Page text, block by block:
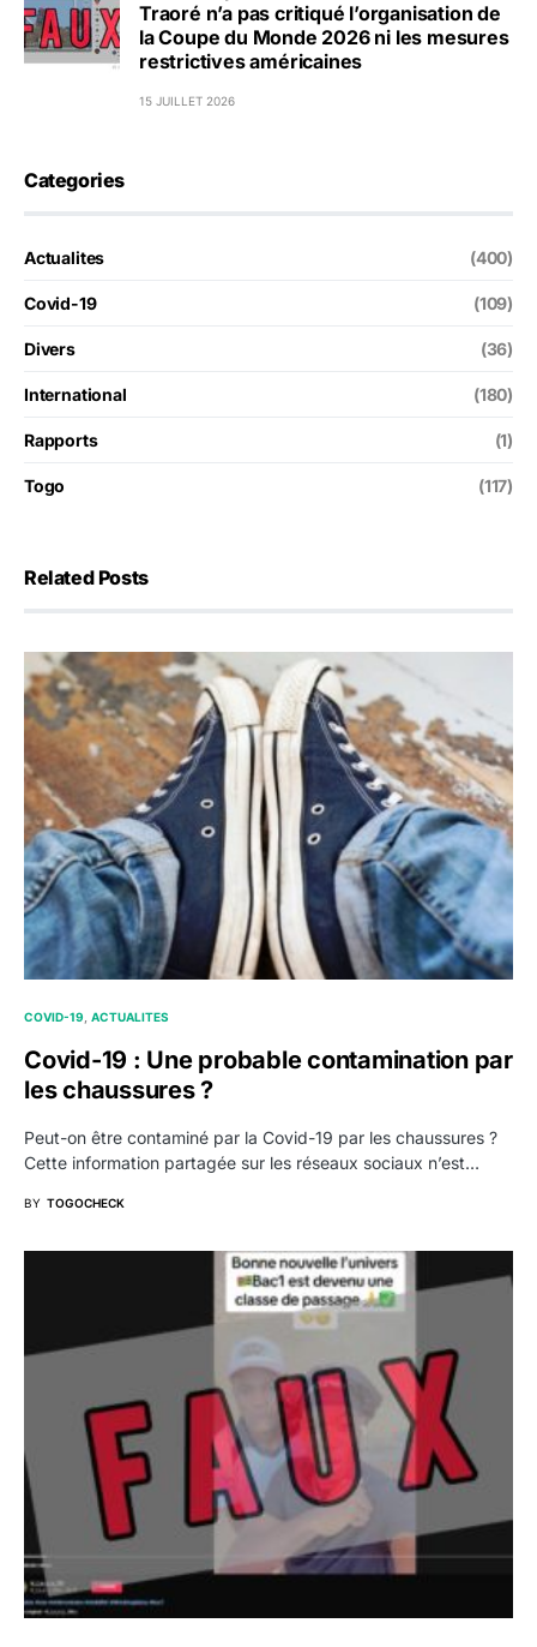
Traoré n’a pas critiqué l’organisation de
la Coupe du Monde 2026 ni les mesures
restrictives américaines
15 JUILLET 2026
Categories
Actualites (400)
Covid-19 (109)
Divers (36)
International (180)
Rapports (1)
Togo (117)
Related Posts
COVID-19 ACTUALITES
Covid-19 : Une probable contamination par
les chaussures ?
Peut-on être contaminé par la Covid-19 par les chaussures ?
Cette information partagée sur les réseaux sociaux n’est…
BY TOGOCHECK